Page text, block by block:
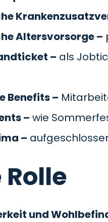
Altersvorsorge –
– als
Benefits –
– wie
–
und